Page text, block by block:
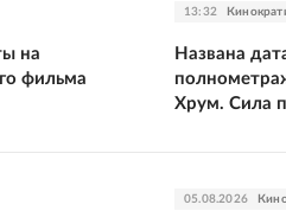
на
фильма
13:32
Названа
Хрум. Сила
05.08.2026